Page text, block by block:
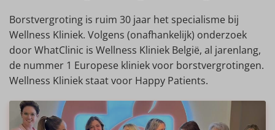
Borstvergroting is ruim 30 jaar het specialisme bij
Wellness Kliniek. Volgens (onafhankelijk) onderzoek
door WhatClinic is Wellness Kliniek België, al jarenlang,
de nummer 1 Europese kliniek voor borstvergrotingen.
Wellness Kliniek staat voor Happy Patients.